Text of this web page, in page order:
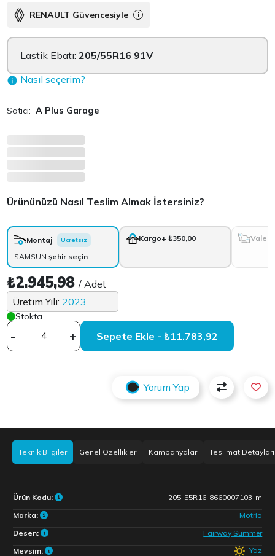
RENAULT Güvencesiyle i
Lastik Ebatı:205/55R16 91V
Nasıl seçerim?
Satıcı: A Plus Garage
Ürününüzü Nasıl Teslim Almak İstersiniz?
Montaj Ücretsiz
SAMSUNşehir seçin
Kargo+ ₺350,00 Vale
₺2.945,98/ Adet
Üretim Yılı: 2023
Stokta
- + Sepete Ekle - ₺11.783,92
Yorum Yap
Teknik Bilgiler Genel Özellikler Kampanyalar Teslimat Detayları
Ürün Kodu:
205-55R16-8660007103-m
Marka:
Motrio
Desen:
Fairway Summer
Mevsim:
Yaz